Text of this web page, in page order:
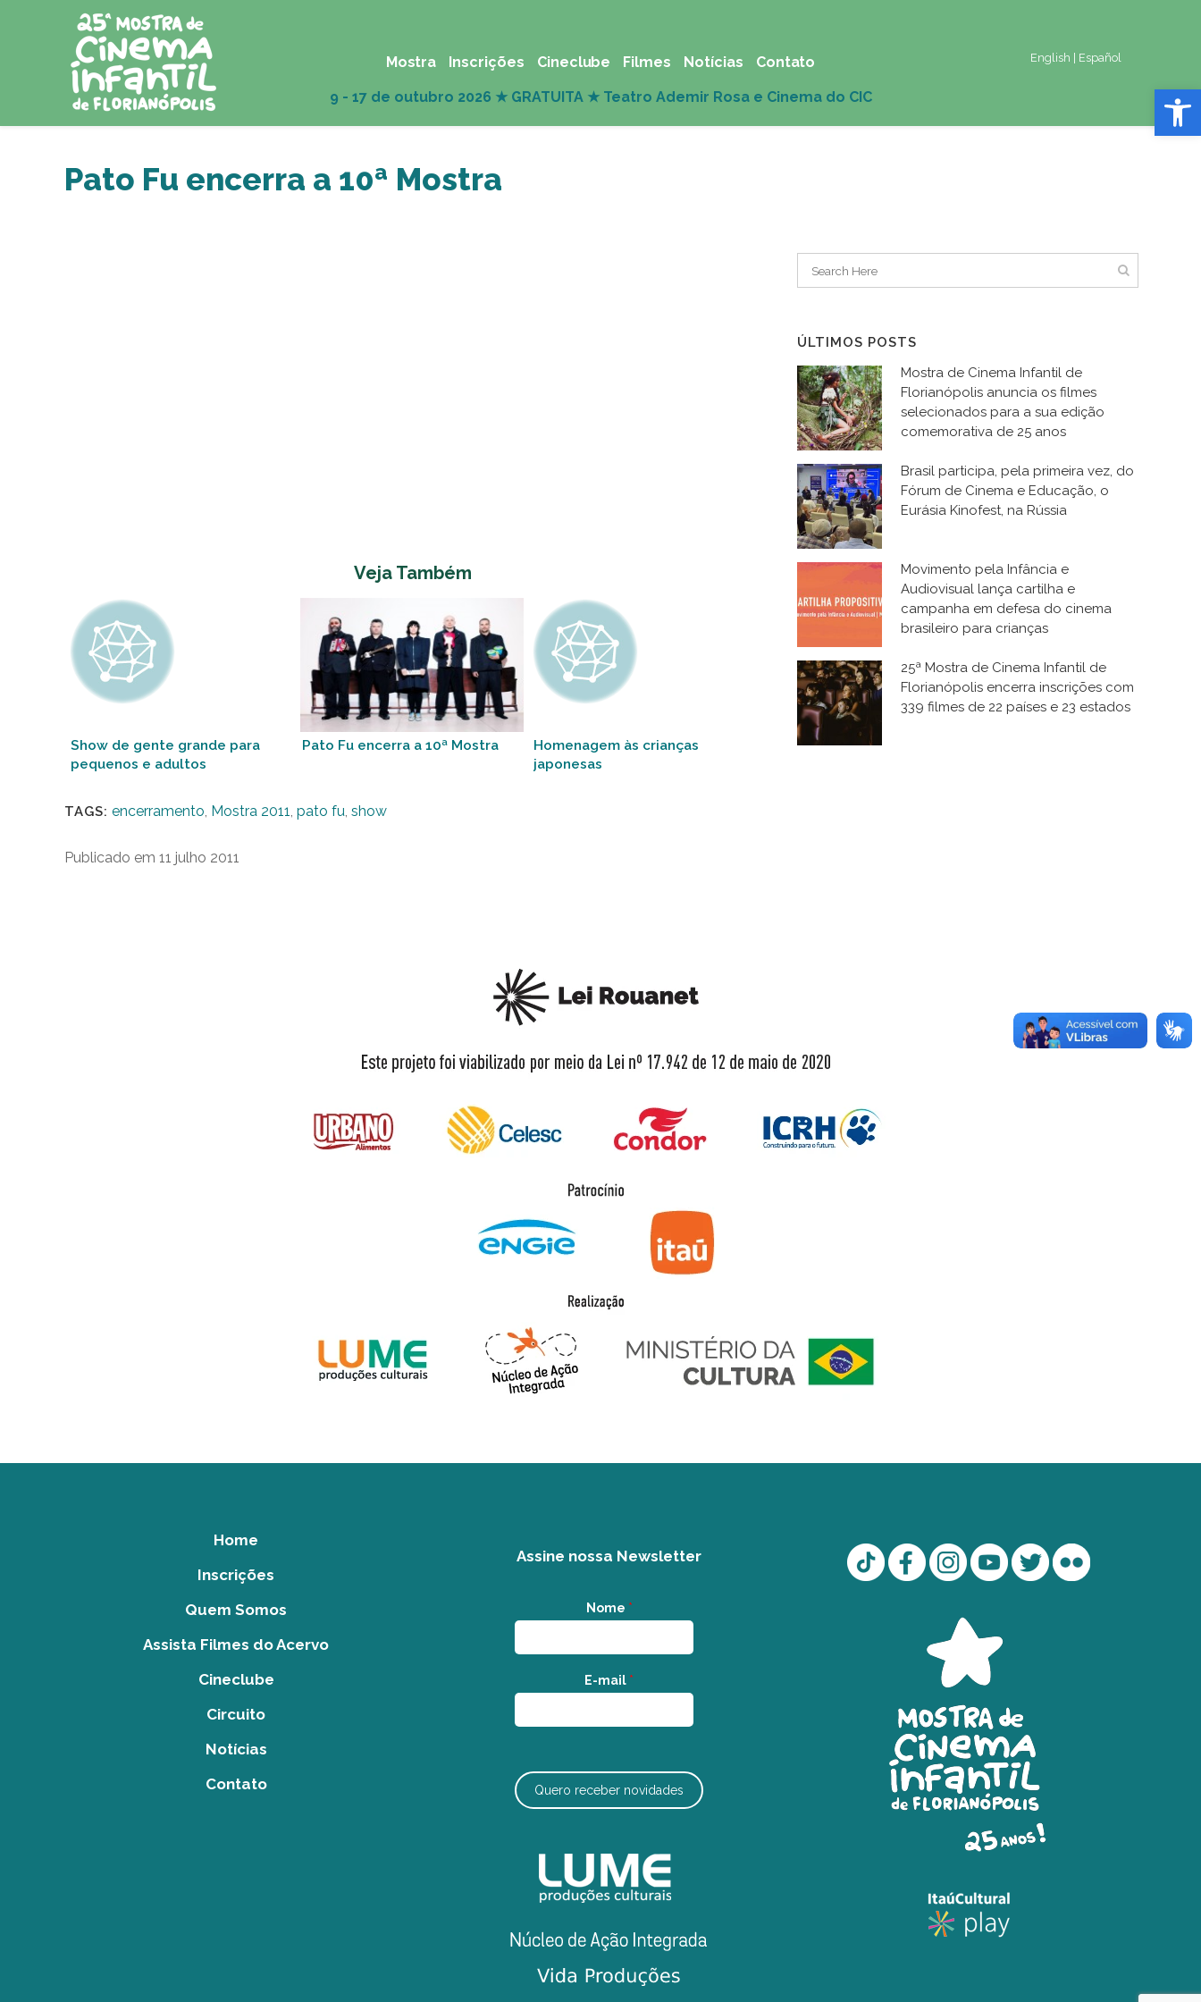
Abrir
English Español
Mostra Inscrições Cineclube Filmes Notícias Contato
Pato Fu encerra a 10ª Mostra
Veja Também
Show de gente grande para
pequenos e adultos
Pato Fu encerra a 10ª Mostra
Homenagem às crianças
japonesas
TAGS: encerramento, Mostra 2011, pato fu, show
Publicado em 11 julho 2011
ÚLTIMOS POSTS
Mostra de Cinema Infantil de
Florianópolis anuncia os filmes
selecionados para a sua edição
comemorativa de 25 anos
Brasil participa, pela primeira vez, do
Fórum de Cinema e Educação, o
Eurásia Kinofest, na Rússia
Movimento pela Infância e
Audiovisual lança cartilha e
campanha em defesa do cinema
brasileiro para crianças
25ª Mostra de Cinema Infantil de
Florianópolis encerra inscrições com
339 filmes de 22 países e 23 estados
Home
Inscrições
Quem Somos
Assista Filmes do Acervo
Cineclube
Circuito
Notícias
Contato
Assine nossa Newsletter
Nome *
E-mail *
Quero receber novidades